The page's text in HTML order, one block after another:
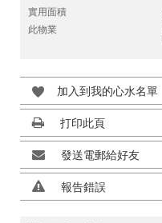
實用面積
此物業
加入到我的心水名單
打印此頁
發送電郵給好友
報告錯誤